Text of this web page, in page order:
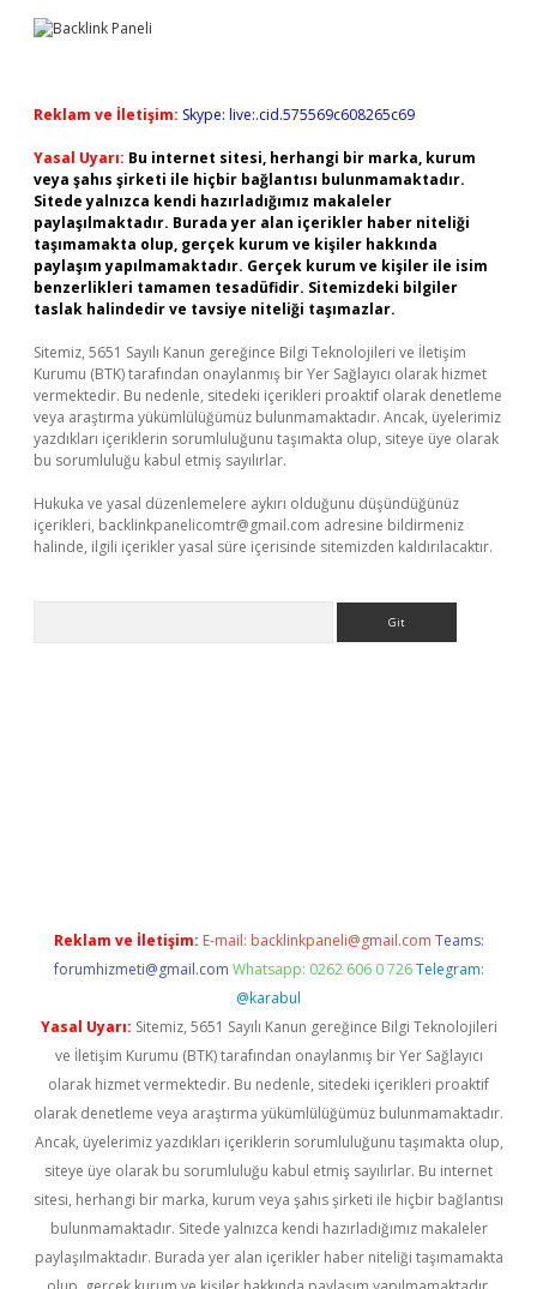
Reklam ve İletişim: Skype: live:.cid.575569c608265c69
Yasal Uyarı: Bu internet sitesi, herhangi bir marka, kurum
veya şahıs şirketi ile hiçbir bağlantısı bulunmamaktadır.
Sitede yalnızca kendi hazırladığımız makaleler
paylaşılmaktadır. Burada yer alan içerikler haber niteliği
taşımamakta olup, gerçek kurum ve kişiler hakkında
paylaşım yapılmamaktadır. Gerçek kurum ve kişiler ile isim
benzerlikleri tamamen tesadüfidir. Sitemizdeki bilgiler
taslak halindedir ve tavsiye niteliği taşımazlar.
Sitemiz, 5651 Sayılı Kanun gereğince Bilgi Teknolojileri ve İletişim
Kurumu (BTK) tarafından onaylanmış bir Yer Sağlayıcı olarak hizmet
vermektedir. Bu nedenle, sitedeki içerikleri proaktif olarak denetleme
veya araştırma yükümlülüğümüz bulunmamaktadır. Ancak, üyelerimiz
yazdıkları içeriklerin sorumluluğunu taşımakta olup, siteye üye olarak
bu sorumluluğu kabul etmiş sayılırlar.
Hukuka ve yasal düzenlemelere aykırı olduğunu düşündüğünüz
içerikleri, backlinkpanelicomtr@gmail.com adresine bildirmeniz
halinde, ilgili içerikler yasal süre içerisinde sitemizden kaldırılacaktır.
Reklam ve İletişim: E-mail: backlinkpaneli@gmail.com Teams:
forumhizmeti@gmail.com Whatsapp: 0262 606 0 726 Telegram:
@karabul
Yasal Uyarı: Sitemiz, 5651 Sayılı Kanun gereğince Bilgi Teknolojileri
ve İletişim Kurumu (BTK) tarafından onaylanmış bir Yer Sağlayıcı
olarak hizmet vermektedir. Bu nedenle, sitedeki içerikleri proaktif
olarak denetleme veya araştırma yükümlülüğümüz bulunmamaktadır.
Ancak, üyelerimiz yazdıkları içeriklerin sorumluluğunu taşımakta olup,
siteye üye olarak bu sorumluluğu kabul etmiş sayılırlar. Bu internet
sitesi, herhangi bir marka, kurum veya şahıs şirketi ile hiçbir bağlantısı
bulunmamaktadır. Sitede yalnızca kendi hazırladığımız makaleler
paylaşılmaktadır. Burada yer alan içerikler haber niteliği taşımamakta